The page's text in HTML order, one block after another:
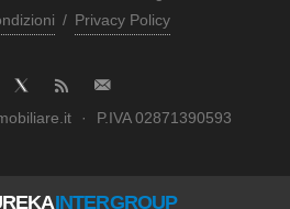
/ Privacy Policy
· P.IVA 02871390593
INTERGROUP